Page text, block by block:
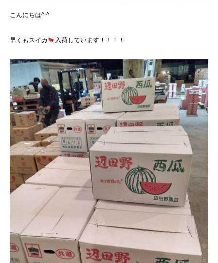
こんにちは^ ^
早くもスイカ 入荷しています！！！！